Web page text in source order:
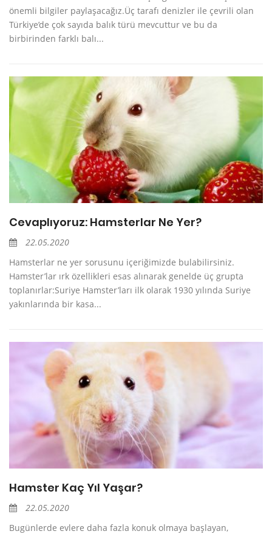
önemli bilgiler paylaşacağız.Üç tarafı denizler ile çevrili olan
Türkiye’de çok sayıda balık türü mevcuttur ve bu da
birbirinden farklı balı...
Cevaplıyoruz: Hamsterlar Ne Yer?
22.05.2020
Hamsterlar ne yer sorusunu içeriğimizde bulabilirsiniz.
Hamster’lar ırk özellikleri esas alınarak genelde üç grupta
toplanırlar:Suriye Hamster’ları ilk olarak 1930 yılında Suriye
yakınlarında bir kasa...
Hamster Kaç Yıl Yaşar?
22.05.2020
Bugünlerde evlere daha fazla konuk olmaya başlayan,